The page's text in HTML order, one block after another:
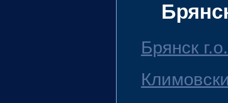
Брянск г.о.